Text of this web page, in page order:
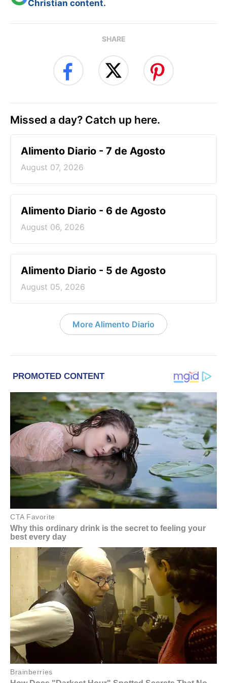
Christian content.
SHARE
Missed a day? Catch up here.
Alimento Diario - 7 de Agosto
August 07, 2026
Alimento Diario - 6 de Agosto
August 06, 2026
Alimento Diario - 5 de Agosto
August 05, 2026
More Alimento Diario